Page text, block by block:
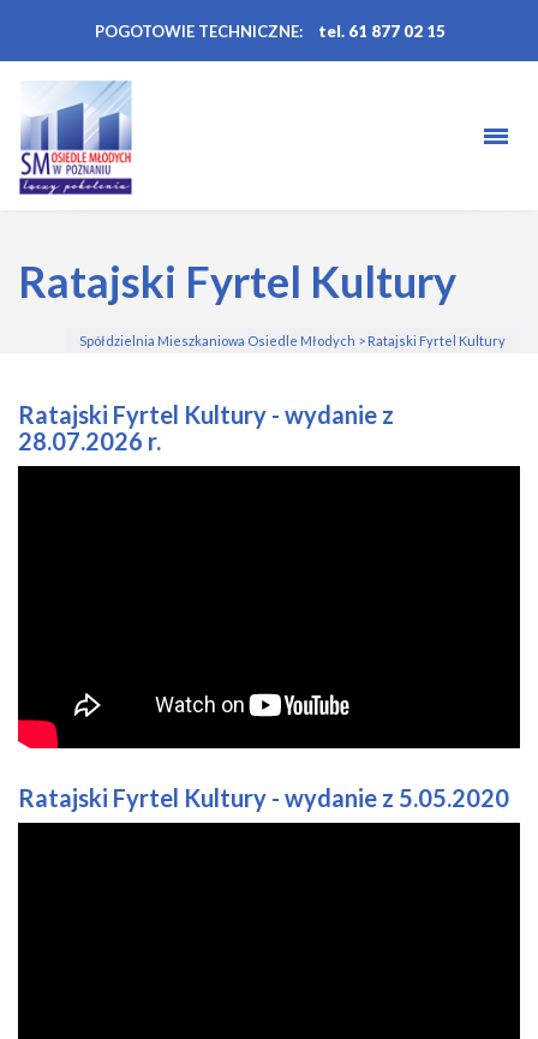
POGOTOWIE TECHNICZNE: tel. 61 877 02 15
Ratajski Fyrtel Kultury
Spółdzielnia Mieszkaniowa Osiedle Młodych > Ratajski Fyrtel Kultury
Ratajski Fyrtel Kultury - wydanie z
28.07.2026 r.
Ratajski Fyrtel Kultury - wydanie z 5.05.2020